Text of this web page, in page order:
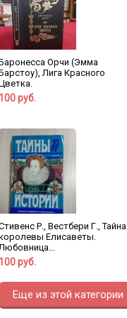
Орчи (Эмма
Лига Красного
руб.
Р., Вестбери Г., Тайна
Елисаветы.
руб.
Еще из этой категории